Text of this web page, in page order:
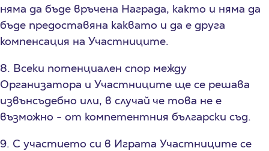
няма да бъде връчена Награда, както и няма да
бъде предоставяна каквато и да е друга
компенсация на Участниците.
8. Всеки потенциален спор между
Организатора и Участниците ще се решава
извънсъдебно или, в случай че това не е
възможно - от компетентния български съд.
9. С участието си в Играта Участниците се